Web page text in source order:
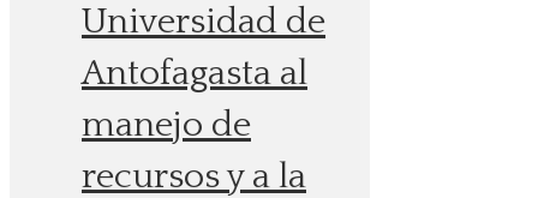
Universidad de
Antofagasta al
manejo de
recursos y a la